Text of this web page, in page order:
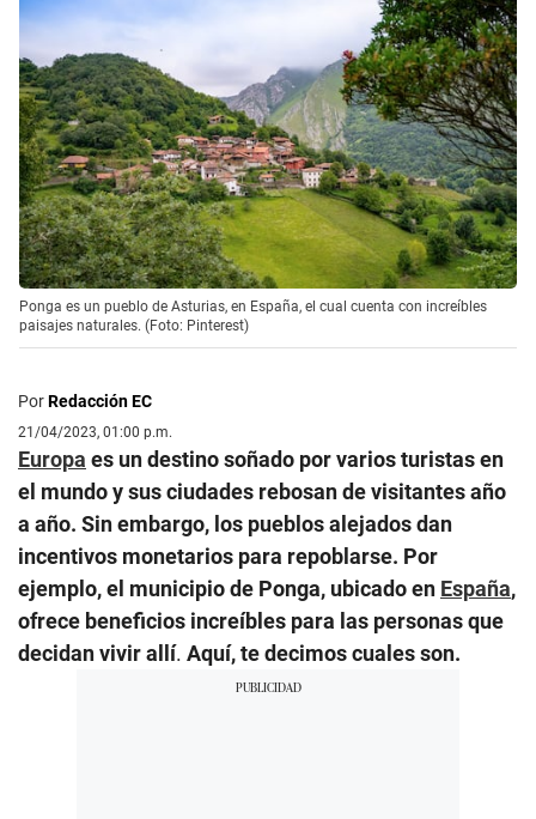
Ponga es un pueblo de Asturias, en España, el cual cuenta con increíbles
paisajes naturales. (Foto: Pinterest)
PorRedacción EC
21/04/2023, 01:00 p.m.
Europa es un destino soñado por varios turistas en
el mundo y sus ciudades rebosan de visitantes año
a año. Sin embargo, los pueblos alejados dan
incentivos monetarios para repoblarse. Por
ejemplo, el municipio de Ponga, ubicado en España,
ofrece beneficios increíbles para las personas que
decidan vivir allí. Aquí, te decimos cuales son.